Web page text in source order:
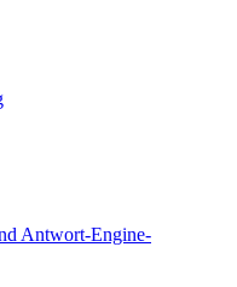
Antwort-Engine-